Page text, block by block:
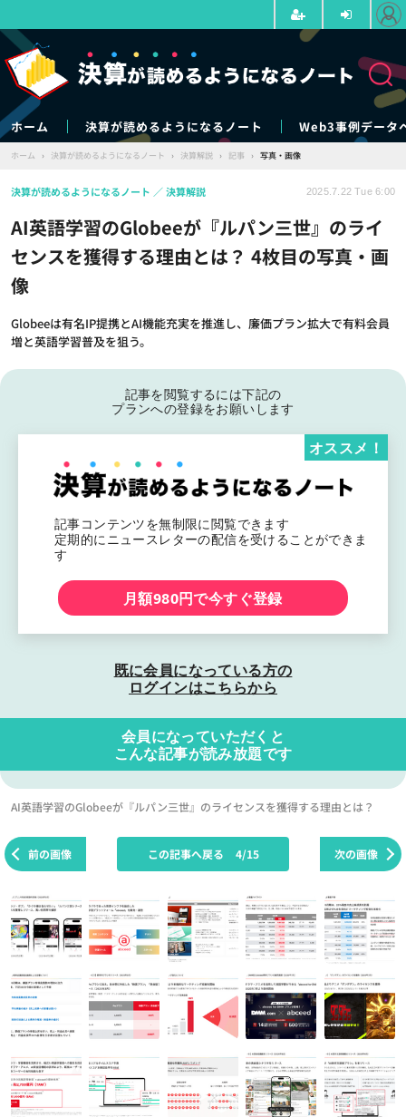
ホーム 決算が読めるようになるノート Web3事例データ
ホーム › 決算が読めるようになるノート › 決算解説 › 記事 › 写真・画像
AI英語学習のGlobeeが『ルパン三世』のライ
センスを獲得する理由とは？ 4枚目の写真・画
像
Globeeは有名IP提携とAI機能充実を推進し、廉価プラン拡大で有料会員
増と英語学習普及を狙う。
決算が読めるようになるノート 決算解説 2025.7.22 Tue 6:00
記事を閲覧するには下記の
プランへの登録をお願いします
記事コンテンツを無制限に閲覧できます
定期的にニュースレターの配信を受けることができま
す
オススメ！
月額980円で今すぐ登録
既に会員になっている方の
ログインはこちらから
会員になっていただくと
こんな記事が読み放題です
AI英語学習のGlobeeが『ルパン三世』のライセンスを獲得する理由とは？
前の画像 次の画像
この記事へ戻る 4/15